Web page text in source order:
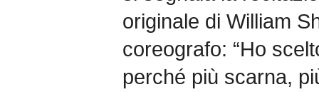
originale di William
coreografo: “Ho
perché più scarna,